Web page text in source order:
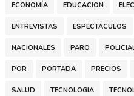
ECONOMÍA EDUCACION
ENTREVISTAS ESPECTÁCULOS
NACIONALES PARO
POR PORTADA PRECIOS
SALUD TECNOLOGIA